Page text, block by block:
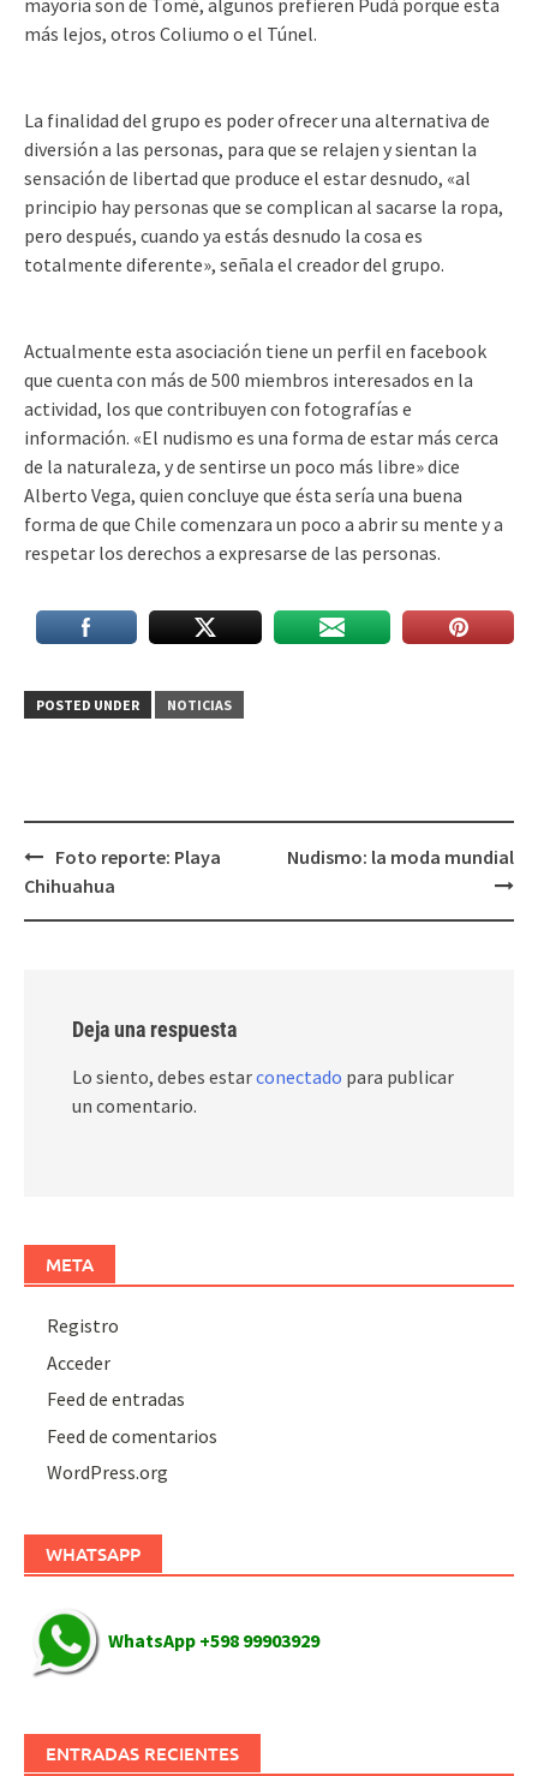
mayoría son de Tomé, algunos prefieren Pudá porque esta
más lejos, otros Coliumo o el Túnel.
La finalidad del grupo es poder ofrecer una alternativa de
diversión a las personas, para que se relajen y sientan la
sensación de libertad que produce el estar desnudo, «al
principio hay personas que se complican al sacarse la ropa,
pero después, cuando ya estás desnudo la cosa es
totalmente diferente», señala el creador del grupo.
Actualmente esta asociación tiene un perfil en facebook
que cuenta con más de 500 miembros interesados en la
actividad, los que contribuyen con fotografías e
información. «El nudismo es una forma de estar más cerca
de la naturaleza, y de sentirse un poco más libre» dice
Alberto Vega, quien concluye que ésta sería una buena
forma de que Chile comenzara un poco a abrir su mente y a
respetar los derechos a expresarse de las personas.
POSTED UNDER NOTICIAS
Post
navigation
Foto reporte: Playa
Chihuahua
Nudismo: la moda mundial
Deja una respuesta
Lo siento, debes estarconectado para publicar
un comentario.
META
Registro
Acceder
Feed de entradas
Feed de comentarios
WordPress.org
WHATSAPP
WhatsApp +598 99903929
ENTRADAS RECIENTES